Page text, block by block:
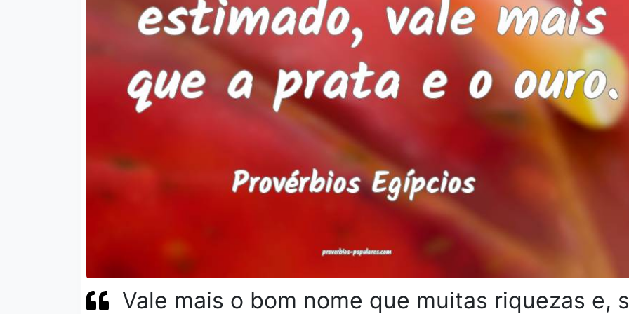
Vale mais o bom nome que muitas riquezas e,